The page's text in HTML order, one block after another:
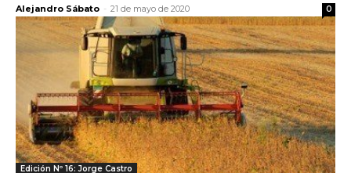
Alejandro Sábato - 21 de mayo de 2020 0
Edición Nº 16: Jorge Castro